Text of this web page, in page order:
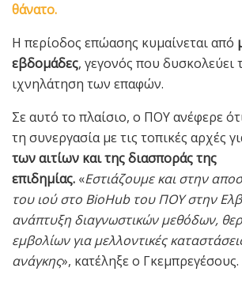
θάνατο.
Η περίοδος επώασης κυμαίνεται από
εβδομάδες, γεγονός που δυσκολεύει
ιχνηλάτηση των επαφών.
Σε αυτό το πλαίσιο, ο ΠΟΥ ανέφερε
τη συνεργασία με τις τοπικές αρχές
των αιτίων και της διασποράς της
επιδημίας. «Εστιάζουμε και στην
του ιού στο BioHub του ΠΟΥ στην
ανάπτυξη διαγνωστικών μεθόδων,
εμβολίων για μελλοντικές
ανάγκης», κατέληξε ο Γκεμπρεγέσους.